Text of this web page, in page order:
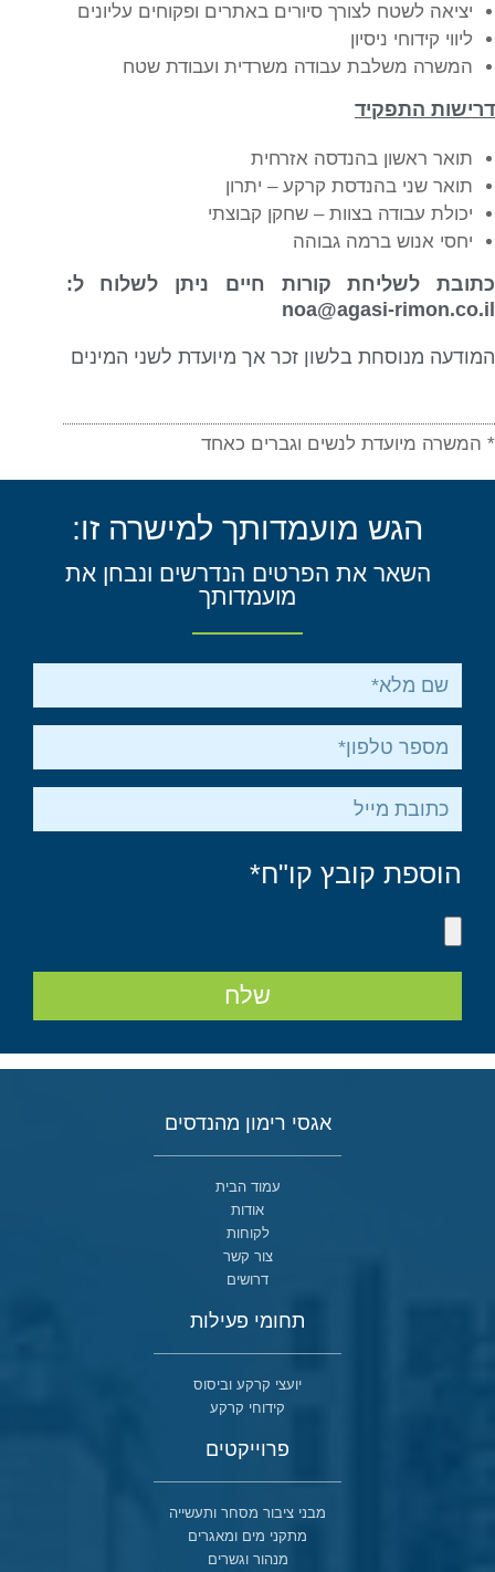
יציאה לשטח לצורך סיורים באתרים ופקוחים עליונים
ליווי קידוחי ניסיון
המשרה משלבת עבודה משרדית ועבודת שטח
דרישות התפקיד
תואר ראשון בהנדסה אזרחית
תואר שני בהנדסת קרקע – יתרון
יכולת עבודה בצוות – שחקן קבוצתי
יחסי אנוש ברמה גבוהה
כתובת לשליחת קורות חיים ניתן לשלוח ל:
noa@agasi-rimon.co.il
המודעה מנוסחת בלשון זכר אך מיועדת לשני המינים
* המשרה מיועדת לנשים וגברים כאחד
הגש מועמדותך למישרה זו:
השאר את הפרטים הנדרשים ונבחן את
מועמדותך
הוספת קובץ קו"ח*
שלח
אגסי רימון מהנדסים
עמוד הבית
אודות
לקוחות
צור קשר
דרושים
תחומי פעילות
יועצי קרקע וביסוס
קידוחי קרקע
פרוייקטים
מבני ציבור מסחר ותעשייה
מתקני מים ומאגרים
מנהור וגשרים